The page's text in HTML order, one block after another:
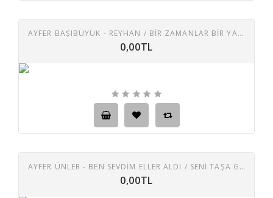
AYFER BAŞIBÜYÜK - REYHAN / BIR ZAMANLAR BIR YAR VARDI
0,00TL
AYFER ÜNLER - BEN SEVDIM ELLER ALDI / SENI TAŞA GÖMMELI
0,00TL